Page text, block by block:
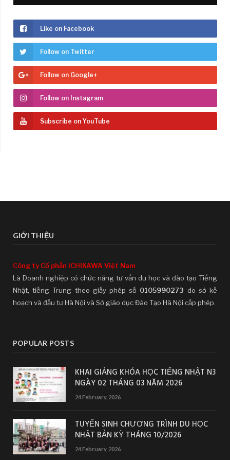
Like on Facebook
Follow on Twitter
Follow on Google+
Follow on Instagram
Subscribe on YouTube
GIỚI THIỆU
Công ty Cổ phần ICHIKAWA Việt Nam
Là Doanh nghiệp có chức năng tư vấn du học và đào tạo Tiếng
Nhật, tiếng Trung theo giấy phép số 0105990273 do sở kế
hoạch và đầu tư Hà Nội và Sở giáo dục Đào Tạo Hà Nội cấp phép.
POPULAR POSTS
KHAI GIẢNG KHÓA HỌC TIẾNG NHẬT N3
NGÀY 02 THÁNG 03 NĂM 2026
24 February, 2026
TUYỂN SINH CHƯƠNG TRÌNH DU HỌC
NHẬT BẢN KỲ THÁNG 10/2026
24 February, 2026